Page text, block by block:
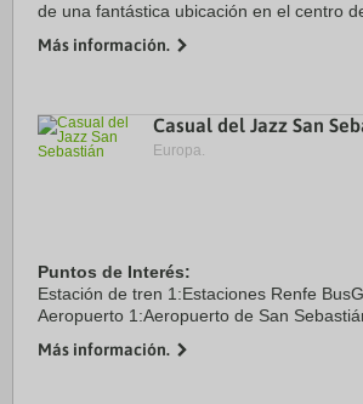
de una fantástica ubicación en el centro
de las Artes y las ...
Más información.
Casual del Jazz San
Europa.
Puntos de Interés:
Estación de tren 1:Estaciones Renfe
Aeropuerto 1:Aeropuerto de San
Centro Ciudad:Centro ciudad 1.5 kms
Más información.